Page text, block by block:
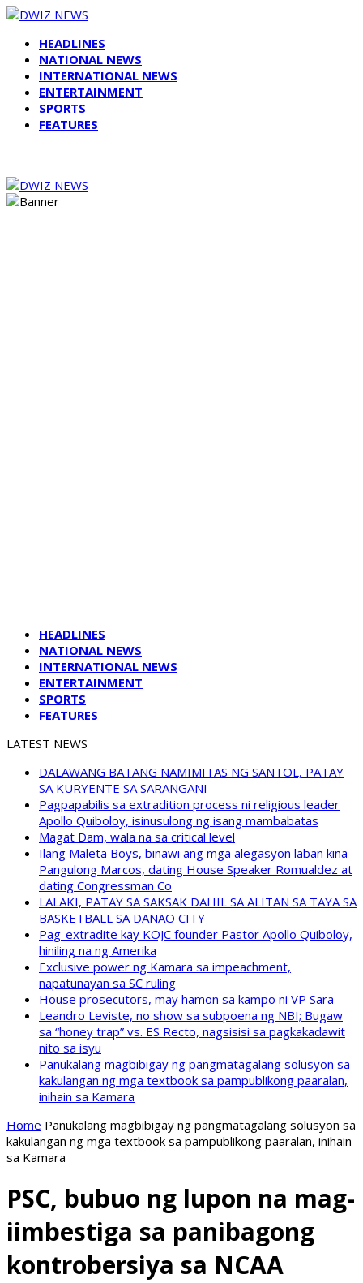
HEADLINES
NATIONAL NEWS
INTERNATIONAL NEWS
ENTERTAINMENT
SPORTS
FEATURES
HEADLINES
NATIONAL NEWS
INTERNATIONAL NEWS
ENTERTAINMENT
SPORTS
FEATURES
LATEST NEWS
DALAWANG BATANG NAMIMITAS NG SANTOL, PATAY
SA KURYENTE SA SARANGANI
Pagpapabilis sa extradition process ni religious leader
Apollo Quiboloy, isinusulong ng isang mambabatas
Magat Dam, wala na sa critical level
Ilang Maleta Boys, binawi ang mga alegasyon laban kina
Pangulong Marcos, dating House Speaker Romualdez at
dating Congressman Co
LALAKI, PATAY SA SAKSAK DAHIL SA ALITAN SA TAYA SA
BASKETBALL SA DANAO CITY
Pag-extradite kay KOJC founder Pastor Apollo Quiboloy,
hiniling na ng Amerika
Exclusive power ng Kamara sa impeachment,
napatunayan sa SC ruling
House prosecutors, may hamon sa kampo ni VP Sara
Leandro Leviste, no show sa subpoena ng NBI; Bugaw
sa “honey trap” vs. ES Recto, nagsisisi sa pagkakadawit
nito sa isyu
Panukalang magbibigay ng pangmatagalang solusyon sa
kakulangan ng mga textbook sa pampublikong paaralan,
inihain sa Kamara
Home Panukalang magbibigay ng pangmatagalang solusyon sa
kakulangan ng mga textbook sa pampublikong paaralan, inihain
sa Kamara
PSC, bubuo ng lupon na mag-
iimbestiga sa panibagong
kontrobersiya sa NCAA